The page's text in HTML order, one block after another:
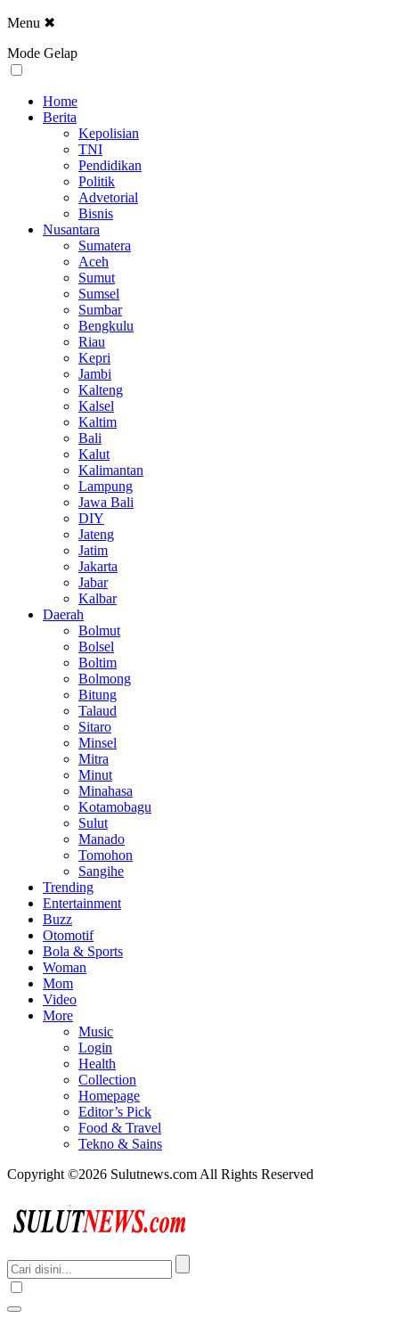
Menu ✖
Mode Gelap
Home
Berita
Kepolisian
TNI
Pendidikan
Politik
Advetorial
Bisnis
Nusantara
Sumatera
Aceh
Sumut
Sumsel
Sumbar
Bengkulu
Riau
Kepri
Jambi
Kalteng
Kalsel
Kaltim
Bali
Kalut
Kalimantan
Lampung
Jawa Bali
DIY
Jateng
Jatim
Jakarta
Jabar
Kalbar
Daerah
Bolmut
Bolsel
Boltim
Bolmong
Bitung
Talaud
Sitaro
Minsel
Mitra
Minut
Minahasa
Kotamobagu
Sulut
Manado
Tomohon
Sangihe
Trending
Entertainment
Buzz
Otomotif
Bola & Sports
Woman
Mom
Video
More
Music
Login
Health
Collection
Homepage
Editor’s Pick
Food & Travel
Tekno & Sains
Copyright ©2026 Sulutnews.com All Rights Reserved